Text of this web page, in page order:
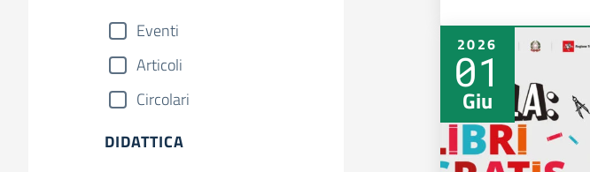
Eventi
Articoli
Circolari
DIDATTICA
2026
01
Giu